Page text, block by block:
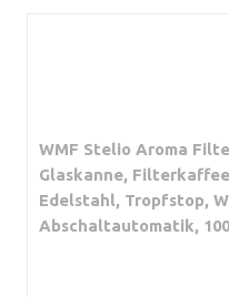
WMF Stelio Aroma
Glaskanne,
Edelstahl, Tropfstop,
Abschaltautomatik,